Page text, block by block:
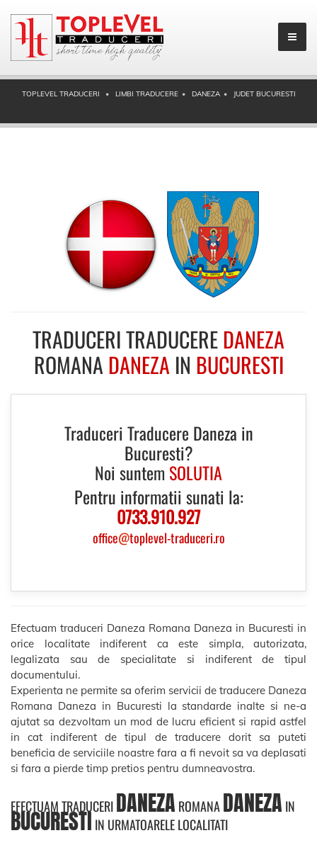
TOPLEVEL TRADUCERI LIMBI TRADUCERE DANEZA JUDET BUCURESTI
TRADUCERI TRADUCEREDANEZA
ROMANA DANEZA IN BUCURESTI
Traduceri Traducere Daneza in
Bucuresti?
Noi suntem SOLUTIA
Pentru informatii sunati la:
0733.910.927
office@toplevel-traduceri.ro
Efectuam traduceri Daneza Romana Daneza in Bucuresti in
orice localitate indiferent ca este simpla, autorizata,
legalizata sau de specialitate si indiferent de tipul
documentului.
Experienta ne permite sa oferim servicii de traducere Daneza
Romana Daneza in Bucuresti la standarde inalte si ne-a
ajutat sa dezvoltam un mod de lucru eficient si rapid astfel
in cat indiferent de tipul de traducere dorit sa puteti
beneficia de serviciile noastre fara a fi nevoit sa va deplasati
si fara a pierde timp pretios pentru dumneavostra.
EFECTUAM TRADUCERIDANEZA ROMANADANEZA IN
BUCURESTIIN URMATOARELE LOCALITATI